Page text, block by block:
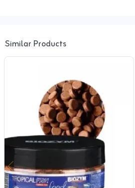
Similar Products